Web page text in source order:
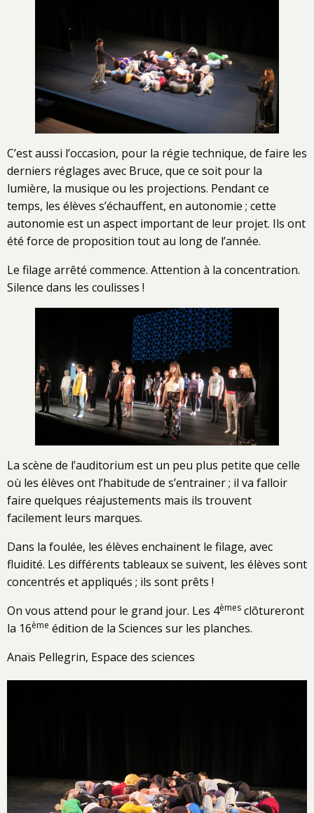
C’est aussi l’occasion, pour la régie technique, de faire les
derniers réglages avec Bruce, que ce soit pour la
lumière, la musique ou les projections. Pendant ce
temps, les élèves s’échauffent, en autonomie ; cette
autonomie est un aspect important de leur projet. Ils ont
été force de proposition tout au long de l’année.
Le filage arrêté commence. Attention à la concentration.
Silence dans les coulisses !
La scène de l’auditorium est un peu plus petite que celle
où les élèves ont l’habitude de s’entrainer ; il va falloir
faire quelques réajustements mais ils trouvent
facilement leurs marques.
Dans la foulée, les élèves enchainent le filage, avec
fluidité. Les différents tableaux se suivent, les élèves sont
concentrés et appliqués ; ils sont prêts !
On vous attend pour le grand jour. Les 4èmes clôtureront
la 16ème édition de la Sciences sur les planches.
Anaïs Pellegrin, Espace des sciences